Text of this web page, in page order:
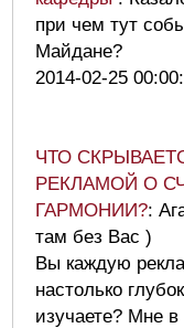
при чем тут
Майдане?
2014-02-25
ЧТО
РЕКЛАМОЙ О
ГАРМОНИИ?:
там без Вас )
Вы каждую
настолько
изучаете? Мне